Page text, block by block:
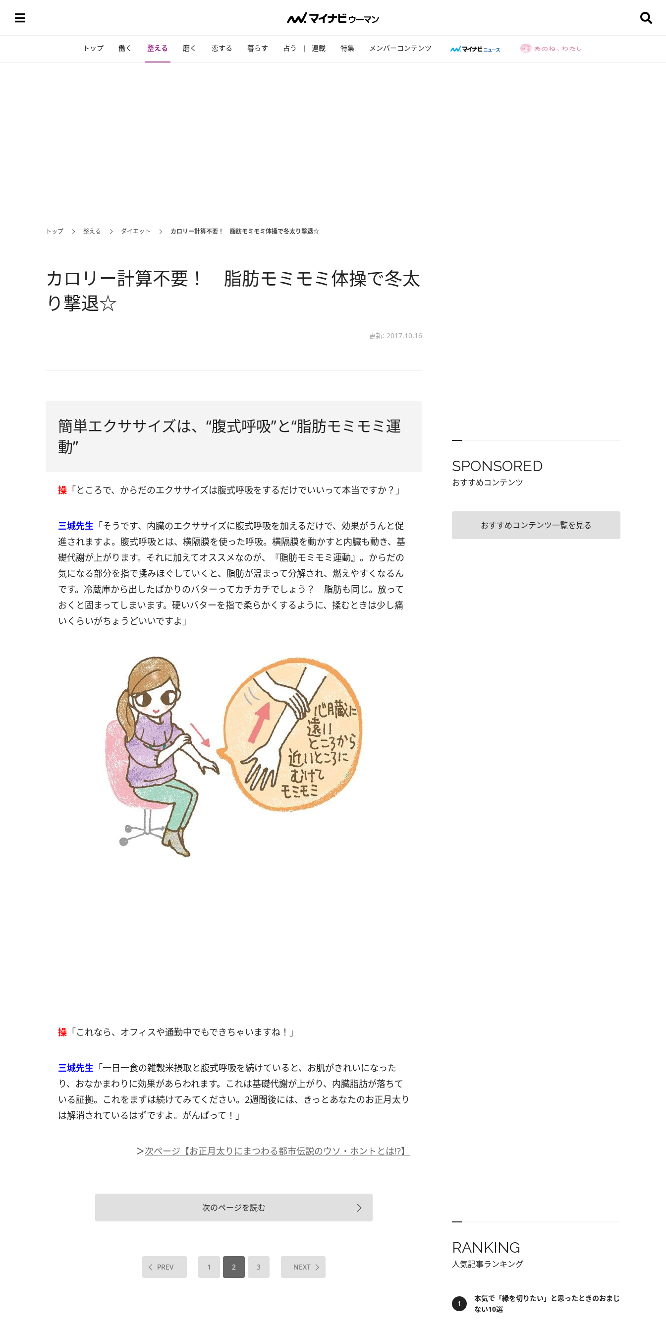
トップ 働く 整える 磨く 恋する 暮らす 占う 連載 特集 メンバーコンテンツ
トップ 整える ダイエット カロリー計算不要！ 脂肪モミモミ体操で冬太り撃退☆
カロリー計算不要！ 脂肪モミモミ体操で冬太
り撃退☆
更新: 2017.10.16
簡単エクササイズは、“腹式呼吸”と“脂肪モミモミ運
動”
操 「ところで、からだのエクササイズは腹式呼吸をするだけでいいって本当ですか？」
三城先生 「そうです、内臓のエクササイズに腹式呼吸を加えるだけで、効果がうんと促
進されますよ。腹式呼吸とは、横隔膜を使った呼吸。横隔膜を動かすと内臓も動き、基
礎代謝が上がります。それに加えてオススメなのが、『脂肪モミモミ運動』。からだの
気になる部分を指で揉みほぐしていくと、脂肪が温まって分解され、燃えやすくなるん
です。冷蔵庫から出したばかりのバターってカチカチでしょう？ 脂肪も同じ。放って
おくと固まってしまいます。硬いバターを指で柔らかくするように、揉むときは少し痛
いくらいがちょうどいいですよ」
操 「これなら、オフィスや通勤中でもできちゃいますね！」
三城先生 「一日一食の雑穀米摂取と腹式呼吸を続けていると、お肌がきれいになった
り、おなかまわりに効果があらわれます。これは基礎代謝が上がり、内臓脂肪が落ちて
いる証拠。これをまずは続けてみてください。2週間後には、きっとあなたのお正月太り
は解消されているはずですよ。がんばって！」
＞次ページ【お正月太りにまつわる都市伝説のウソ・ホントとは!?】
次のページを読む
PREV 1 2 3 NEXT
SPONSORED
おすすめコンテンツ
おすすめコンテンツ一覧を見る
RANKING
人気記事ランキング
本気で「縁を切りたい」と思ったときのおまじ
ない10選